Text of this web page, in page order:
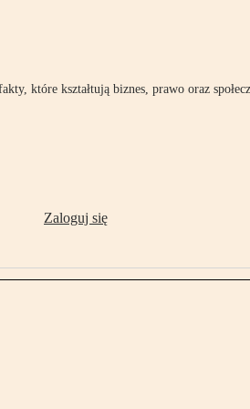
które kształtują biznes, prawo oraz
Zaloguj się